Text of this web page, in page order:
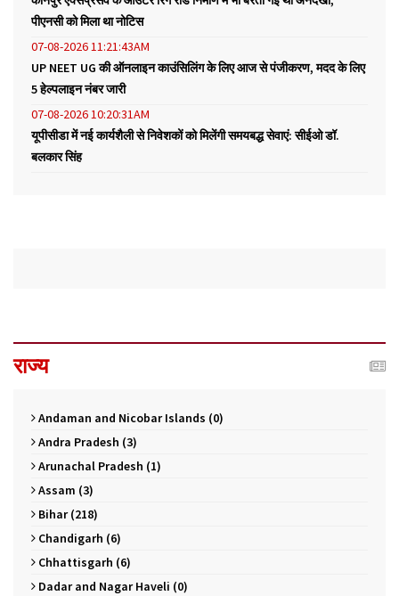
पीएनसी को मिला था नोटिस
07-08-2026 11:21:43AM
UP NEET UG की ऑनलाइन काउंसिलिंग के लिए आज से पंजीकरण, मदद के लिए
5 हेल्पलाइन नंबर जारी
07-08-2026 10:20:31AM
यूपीसीडा में नई कार्यशैली से निवेशकों को मिलेंगी समयबद्ध सेवाएं: सीईओ डॉ.
बलकार सिंह
राज्य
Andaman and Nicobar Islands (0)
Andra Pradesh (3)
Arunachal Pradesh (1)
Assam (3)
Bihar (218)
Chandigarh (6)
Chhattisgarh (6)
Dadar and Nagar Haveli (0)